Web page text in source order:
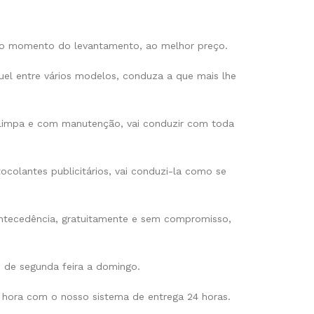
momento do levantamento, ao melhor preço.
entre vários modelos, conduza a que mais lhe
e com manutenção, vai conduzir com toda
publicitários, vai conduzi-la como se
gratuitamente e sem compromisso,
segunda feira a domingo.
com o nosso sistema de entrega 24 horas.